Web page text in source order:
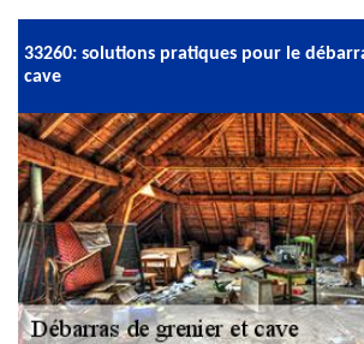
33260: solutions pratiques pour le
cave